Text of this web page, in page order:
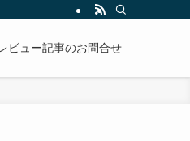
ビュー記事のお問合せ